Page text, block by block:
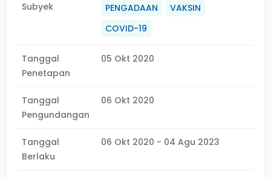
Subyek PENGADAAN
VAKSIN
COVID-19
Tanggal
Penetapan
05 Okt 2020
Tanggal
Pengundangan
06 Okt 2020
Tanggal
Berlaku
06 Okt 2020 - 04 Agu 2023